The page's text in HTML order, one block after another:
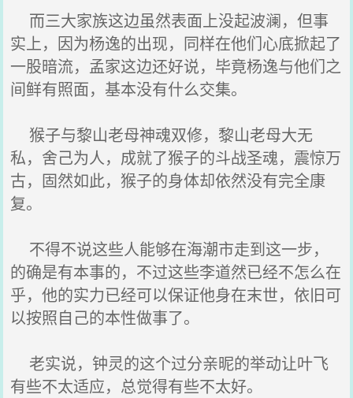
而三大家族这边虽然表面上没起波澜，但事
实上，因为杨逸的出现，同样在他们心底掀起了
一股暗流，孟家这边还好说，毕竟杨逸与他们之
间鲜有照面，基本没有什么交集。
猴子与黎山老母神魂双修，黎山老母大无
私，舍己为人，成就了猴子的斗战圣魂，震惊万
古，固然如此，猴子的身体却依然没有完全康
复。
不得不说这些人能够在海潮市走到这一步，
的确是有本事的，不过这些李道然已经不怎么在
乎，他的实力已经可以保证他身在末世，依旧可
以按照自己的本性做事了。
老实说，钟灵的这个过分亲昵的举动让叶飞
有些不太适应，总觉得有些不太好。